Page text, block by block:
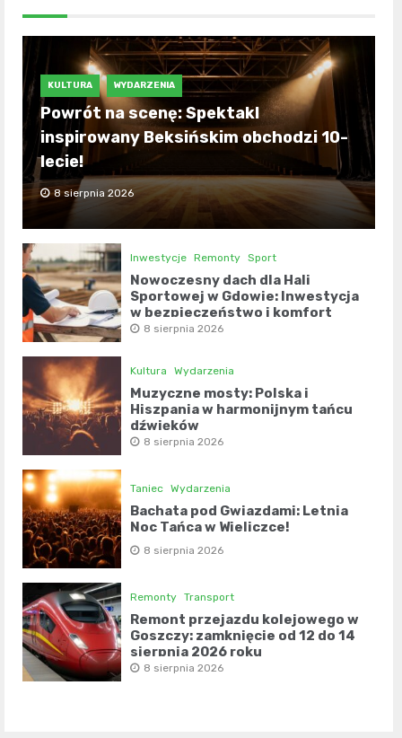
KULTURA WYDARZENIA
Powrót na scenę: Spektakl
inspirowany Beksińskim obchodzi 10-
lecie!
8 sierpnia 2026
Inwestycje Remonty Sport
Nowoczesny dach dla Hali
Sportowej w Gdowie: Inwestycja
w bezpieczeństwo i komfort
8 sierpnia 2026
Kultura Wydarzenia
Muzyczne mosty: Polska i
Hiszpania w harmonijnym tańcu
dźwięków
8 sierpnia 2026
Taniec Wydarzenia
Bachata pod Gwiazdami: Letnia
Noc Tańca w Wieliczce!
8 sierpnia 2026
Remonty Transport
Remont przejazdu kolejowego w
Goszczy: zamknięcie od 12 do 14
sierpnia 2026 roku
8 sierpnia 2026